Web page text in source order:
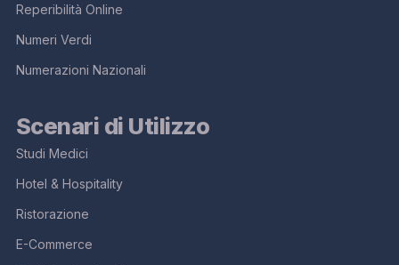
Reperibilità Online
Numeri Verdi
Numerazioni Nazionali
Scenari di Utilizzo
Studi Medici
Hotel & Hospitality
Ristorazione
E-Commerce